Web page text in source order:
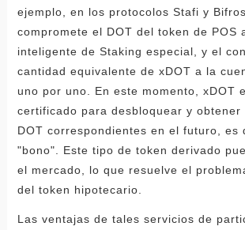
ejemplo, en los protocolos Stafi y
compromete el DOT del token de POS
inteligente de Staking especial, y el
cantidad equivalente de xDOT a la
uno por uno. En este momento, xDOT
certificado para desbloquear y obtener
DOT correspondientes en el futuro, es
"bono". Este tipo de token derivado
el mercado, lo que resuelve el
del token hipotecario.
Las ventajas de tales servicios de